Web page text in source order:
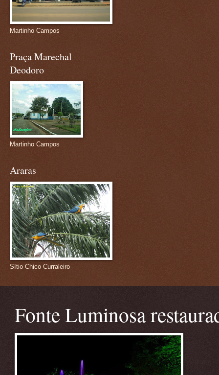
Martinho Campos
Praça Marechal
Deodoro
Martinho Campos
Araras
Sítio Chico Curraleiro
Fonte Luminosa